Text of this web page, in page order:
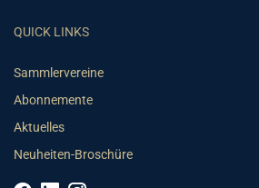
QUICK LINKS
Sammlervereine
Abonnemente
Aktuelles
Neuheiten-Broschüre